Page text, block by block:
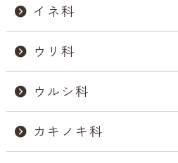
イネ科
ウリ科
ウルシ科
カキノキ科